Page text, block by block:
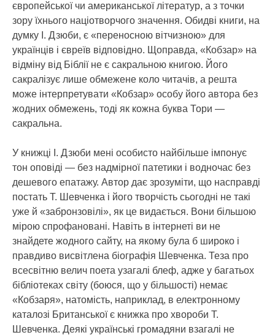
європейської чи американської літератур, а з точки
зору їхнього націотворчого значення. Обидві книги, на
думку І. Дзюби, є «переносною вітчизною» для
українців і євреїв відповідно. Щоправда, «Кобзар» на
відміну від Біблії не є сакральною книгою. Його
сакралізує лише обмежене коло читачів, а решта
може інтерпретувати «Кобзар» особу його автора без
жодних обмежень, тоді як кожна буква Тори —
сакральна.
У книжці І. Дзюби мені особисто найбільше імпонує
тон оповіді — без надмірної патетики і водночас без
дешевого епатажу. Автор дає зрозуміти, що насправді
постать Т. Шевченка і його творчість сьогодні не такі
уже й «забронзовілі», як це видається. Вони більшою
мірою спрофановані. Навіть в інтернеті ви не
знайдете жодного сайту, на якому була б широко і
правдиво висвітлена біографія Шевченка. Теза про
всесвітню велич поета узагалі блеф, адже у багатьох
бібліотеках світу (боюся, що у більшості) немає
«Кобзаря», натомість, наприклад, в електронному
каталозі Британської є книжка про хвороби Т.
Шевченка. Деякі українські громадяни взагалі не